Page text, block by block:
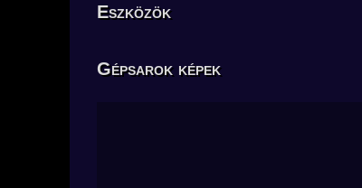
Eszközök
Gépsarok képek